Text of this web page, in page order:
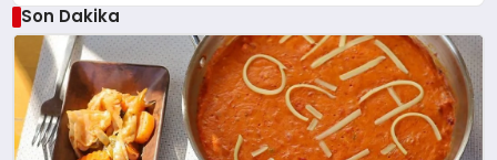
Son Dakika